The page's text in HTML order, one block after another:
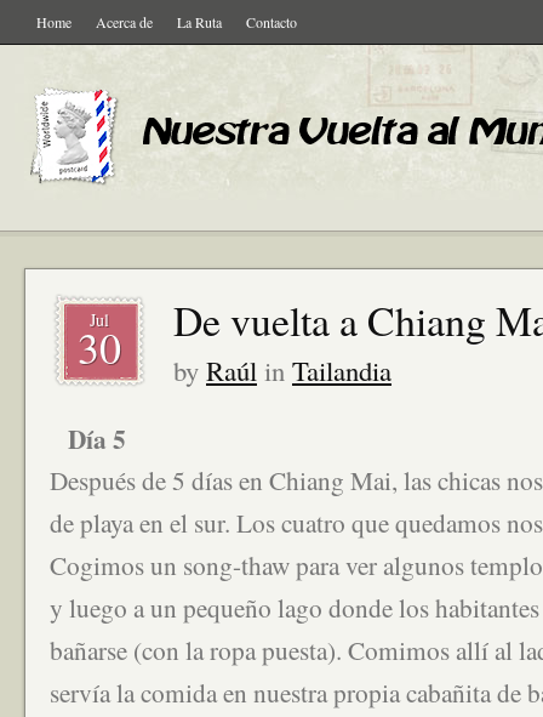
Home Acerca de La Ruta Contacto
Jul
30 De vuelta a Chiang
by Raúl in Tailandia
Día 5
Después de 5 días en Chiang Mai, las chicas
de playa en el sur. Los cuatro que quedamos
Cogimos un song-thaw para ver algunos
y luego a un pequeño lago donde los
bañarse (con la ropa puesta). Comimos allí al
servía la comida en nuestra propia cabañita de